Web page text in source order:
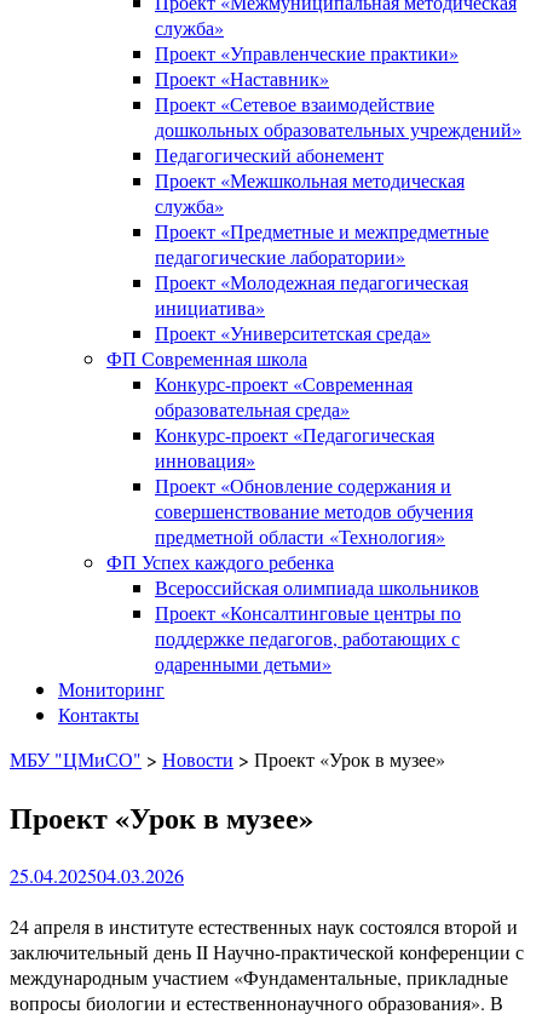
служба»
Проект «Управленческие практики»
Проект «Наставник»
Проект «Сетевое взаимодействие
дошкольных образовательных учреждений»
Педагогический абонемент
Проект «Межшкольная методическая
служба»
Проект «Предметные и межпредметные
педагогические лаборатории»
Проект «Молодежная педагогическая
инициатива»
Проект «Университетская среда»
ФП Современная школа
Конкурс-проект «Современная
образовательная среда»
Конкурс-проект «Педагогическая
инновация»
Проект «Обновление содержания и
совершенствование методов обучения
предметной области «Технология»
ФП Успех каждого ребенка
Всероссийская олимпиада школьников
Проект «Консалтинговые центры по
поддержке педагогов, работающих с
одаренными детьми»
Мониторинг
Контакты
МБУ "ЦМиСО" > Новости > Проект «Урок в музее»
Проект «Урок в музее»
25.04.202504.03.2026
24 апреля в институте естественных наук состоялся второй и
заключительный день II Научно-практической конференции с
международным участием «Фундаментальные, прикладные
вопросы биологии и естественнонаучного образования». В